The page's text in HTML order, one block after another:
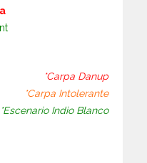
*Carpa Danup
*Carpa Intolerante
*Escenario Indio Blanco